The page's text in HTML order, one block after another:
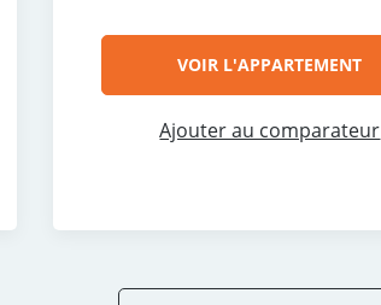
VOIR L'APPARTEMENT
Ajouter au comparateur